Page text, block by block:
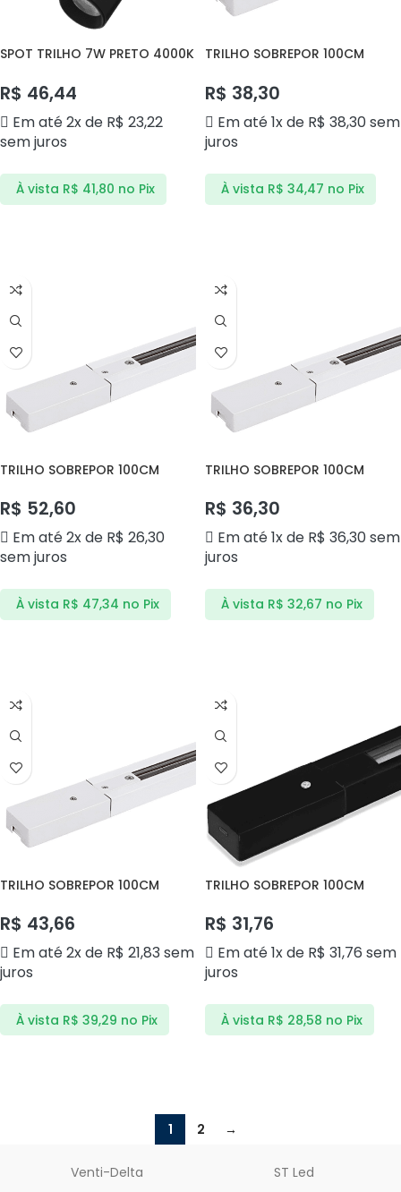
SPOT TRILHO 7W PRETO 4000K
R$ 46,44
Em até 2x de R$ 23,22
sem juros
À vista R$ 41,80 no Pix
TRILHO SOBREPOR 100CM
R$ 38,30
Em até 1x de R$ 38,30sem
juros
À vista R$ 34,47 no Pix
TRILHO SOBREPOR 100CM
R$ 52,60
Em até 2x de R$ 26,30
sem juros
À vista R$ 47,34 no Pix
TRILHO SOBREPOR 100CM
R$ 36,30
Em até 1x de R$ 36,30sem
juros
À vista R$ 32,67 no Pix
TRILHO SOBREPOR 100CM
R$ 43,66
Em até 2x de R$ 21,83 sem
juros
À vista R$ 39,29 no Pix
TRILHO SOBREPOR 100CM
R$ 31,76
Em até 1x de R$ 31,76 sem
juros
À vista R$ 28,58 no Pix
1 2 →
Venti-Delta ST Led